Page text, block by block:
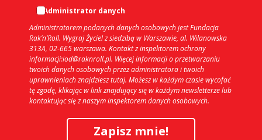
Administrator danych
Administratorem podanych danych osobowych jest Fundacja
Rak’n’Roll. Wygraj Życie! z siedzibą w Warszawie, al. Wilanowska
313A, 02-665 warszawa. Kontakt z inspektorem ochrony
informacji:iod@raknroll.pl. Więcej informacji o przetwarzaniu
twoich danych osobowych przez administratora i twoich
uprawnieniach znajdziesz tutaj. Możesz w każdym czasie wycofać
tę zgodę, klikając w link znajdujący się w każdym newsletterze lub
kontaktując się z naszym inspektorem danych osobowych.
Zapisz mnie!